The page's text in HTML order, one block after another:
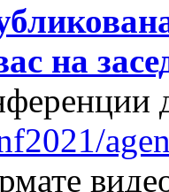
на